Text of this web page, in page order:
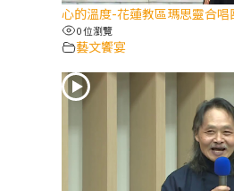
心的溫度-花蓮教區瑪思靈合
0 位瀏覽
藝文饗宴